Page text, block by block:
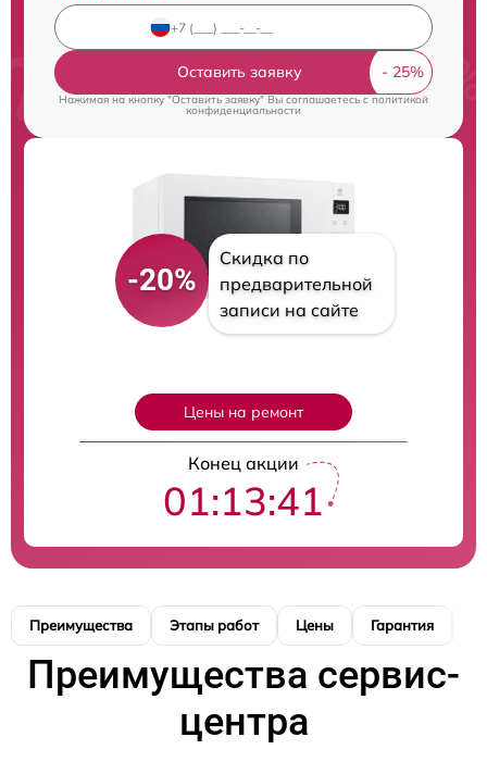
Оставить заявку
Нажимая на кнопку "Оставить заявку" Вы соглашаетесь cполитикой
конфиденциальности
-20%
Скидка по
предварительной
записи на сайте
Цены на ремонт
Конец акции
01:13:40
Преимущества Этапы работ Цены Гарантия
Преимущества сервис-
центра